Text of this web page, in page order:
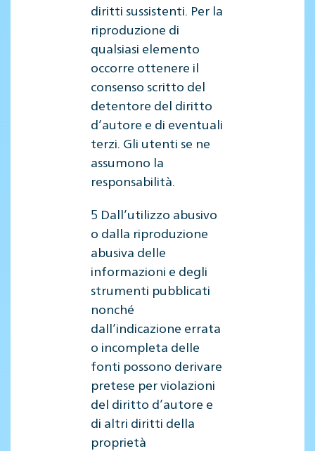
diritti sussistenti. Per la
riproduzione di
qualsiasi elemento
occorre ottenere il
consenso scritto del
detentore del diritto
d’autore e di eventuali
terzi. Gli utenti se ne
assumono la
responsabilità.
5 Dall’utilizzo abusivo
o dalla riproduzione
abusiva delle
informazioni e degli
strumenti pubblicati
nonché
dall’indicazione errata
o incompleta delle
fonti possono derivare
pretese per violazioni
del diritto d’autore e
di altri diritti della
proprietà